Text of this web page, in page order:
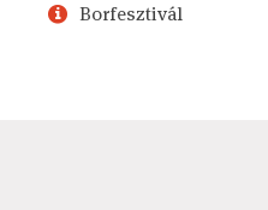
Borfesztivál